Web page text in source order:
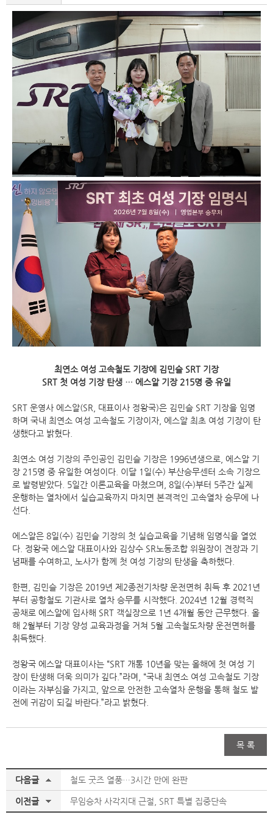
최연소 여성 고속철도 기장에 김민슬 SRT 기장
SRT 첫 여성 기장 탄생 … 에스알 기장 215명 중 유일
SRT 운영사 에스알(SR, 대표이사 정왕국)은 김민슬 SRT 기장을 임명
하며 국내 최연소 여성 고속철도 기장이자, 에스알 최초 여성 기장이 탄
생했다고 밝혔다.
최연소 여성 기장의 주인공인 김민슬 기장은 1996년생으로, 에스알 기
장 215명 중 유일한 여성이다. 이달 1일(수) 부산승무센터 소속 기장으
로 발령받았다. 5일간 이론교육을 마쳤으며, 8일(수)부터 5주간 실제
운행하는 열차에서 실습교육까지 마치면 본격적인 고속열차 승무에 나
선다.
에스알은 8일(수) 김민슬 기장의 첫 실습교육을 기념해 임명식을 열었
다. 정왕국 에스알 대표이사와 김상수 SR노동조합 위원장이 견장과 기
념패를 수여하고, 노사가 함께 첫 여성 기장의 탄생을 축하했다.
한편, 김민슬 기장은 2019년 제2종전기차량 운전면허 취득 후 2021년
부터 공항철도 기관사로 열차 승무를 시작했다. 2024년 12월 경력직
공채로 에스알에 입사해 SRT 객실장으로 1년 4개월 동안 근무했다. 올
해 2월부터 기장 양성 교육과정을 거쳐 5월 고속철도차량 운전면허를
취득했다.
정왕국 에스알 대표이사는 “SRT 개통 10년을 맞는 올해에 첫 여성 기
장이 탄생해 더욱 의미가 깊다.”라며, “국내 최연소 여성 고속철도 기장
이라는 자부심을 가지고, 앞으로 안전한 고속열차 운행을 통해 철도 발
전에 귀감이 되길 바란다.”라고 밝혔다.
목 록
다음글 철도 굿즈 열풍…3시간 만에 완판
이전글 무임승차 사각지대 근절, SRT 특별 집중단속